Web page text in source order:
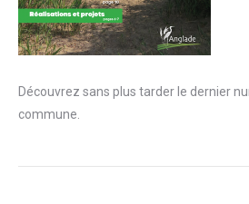
Découvrez sans plus tarder le dernier
commune.